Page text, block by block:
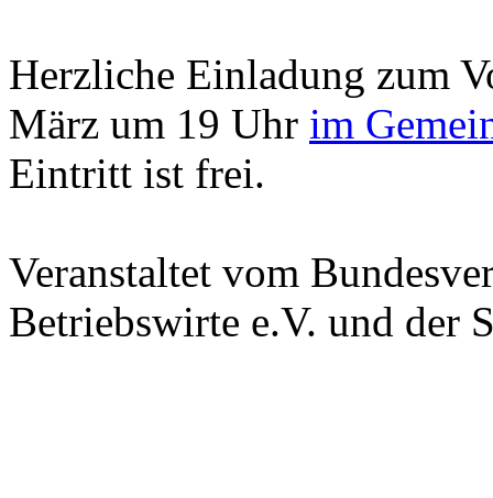
Herzliche Einladung zum
März um 19 Uhr im
Eintritt ist frei.
Veranstaltet vom
Betriebswirte e.V. und der